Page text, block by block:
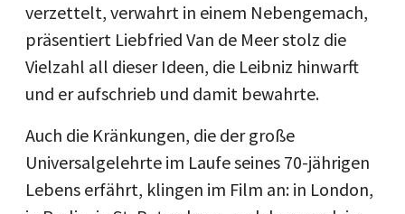
verzettelt, verwahrt in einem Nebengemach,
präsentiert Liebfried Van de Meer stolz die
Vielzahl all dieser Ideen, die Leibniz hinwarft
und er aufschrieb und damit bewahrte.
Auch die Kränkungen, die der große
Universalgelehrte im Laufe seines 70-jährigen
Lebens erfährt, klingen im Film an: in London,